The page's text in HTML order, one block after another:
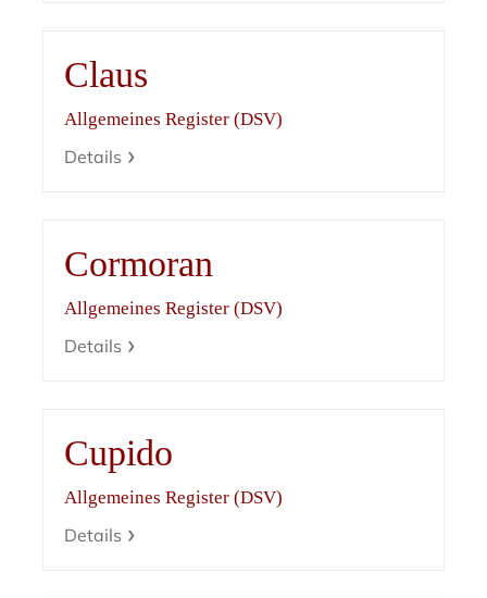
Claus
Allgemeines Register (DSV)
Details
Cormoran
Allgemeines Register (DSV)
Details
Cupido
Allgemeines Register (DSV)
Details